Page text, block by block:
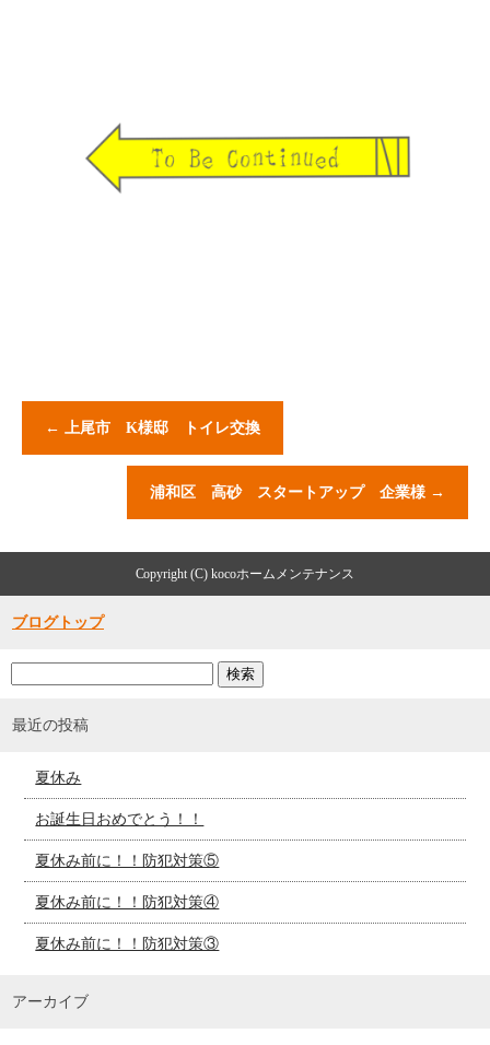
← 上尾市 K様邸 トイレ交換
浦和区 高砂 スタートアップ 企業様 →
Copyright (C) kocoホームメンテナンス
ブログトップ
最近の投稿
夏休み
お誕生日おめでとう！！
夏休み前に！！防犯対策⑤
夏休み前に！！防犯対策④
夏休み前に！！防犯対策③
アーカイブ